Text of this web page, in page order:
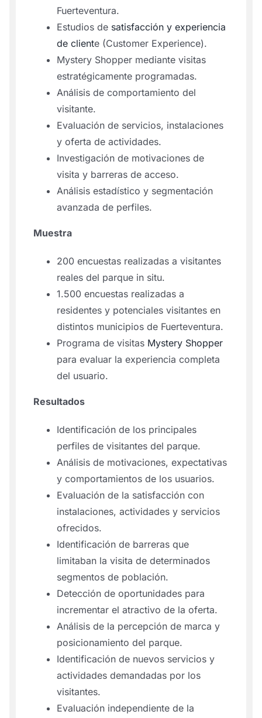
Fuerteventura.
Estudios de satisfacción y experiencia
de cliente (Customer Experience).
Mystery Shopper mediante visitas
estratégicamente programadas.
Análisis de comportamiento del
visitante.
Evaluación de servicios, instalaciones
y oferta de actividades.
Investigación de motivaciones de
visita y barreras de acceso.
Análisis estadístico y segmentación
avanzada de perfiles.
Muestra
200 encuestas realizadas a visitantes
reales del parque in situ.
1.500 encuestas realizadas a
residentes y potenciales visitantes en
distintos municipios de Fuerteventura.
Programa de visitas Mystery Shopper
para evaluar la experiencia completa
del usuario.
Resultados
Identificación de los principales
perfiles de visitantes del parque.
Análisis de motivaciones, expectativas
y comportamientos de los usuarios.
Evaluación de la satisfacción con
instalaciones, actividades y servicios
ofrecidos.
Identificación de barreras que
limitaban la visita de determinados
segmentos de población.
Detección de oportunidades para
incrementar el atractivo de la oferta.
Análisis de la percepción de marca y
posicionamiento del parque.
Identificación de nuevos servicios y
actividades demandadas por los
visitantes.
Evaluación independiente de la